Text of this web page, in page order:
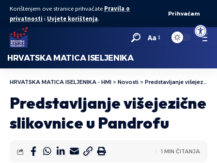
Open
Korištenjem ove stranice prihvaćate Pravila o
privatnosti i Uvjete korištenja.
Prihvaćam
Aa
HRVATSKA MATICA ISELJENIKA
HRVATSKA MATICA ISELJENIKA - HMI > Novosti > Predstavljanje višejezične slikovnice u Pandrofu
Predstavljanje višejezične
slikovnice u Pandrofu
1 MIN ČITANJA